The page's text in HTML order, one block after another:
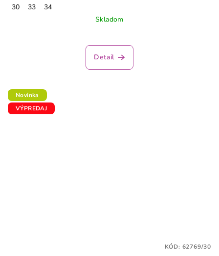
30
33
34
Skladom
Detail
Novinka
VÝPREDAJ
KÓD: 62769/30